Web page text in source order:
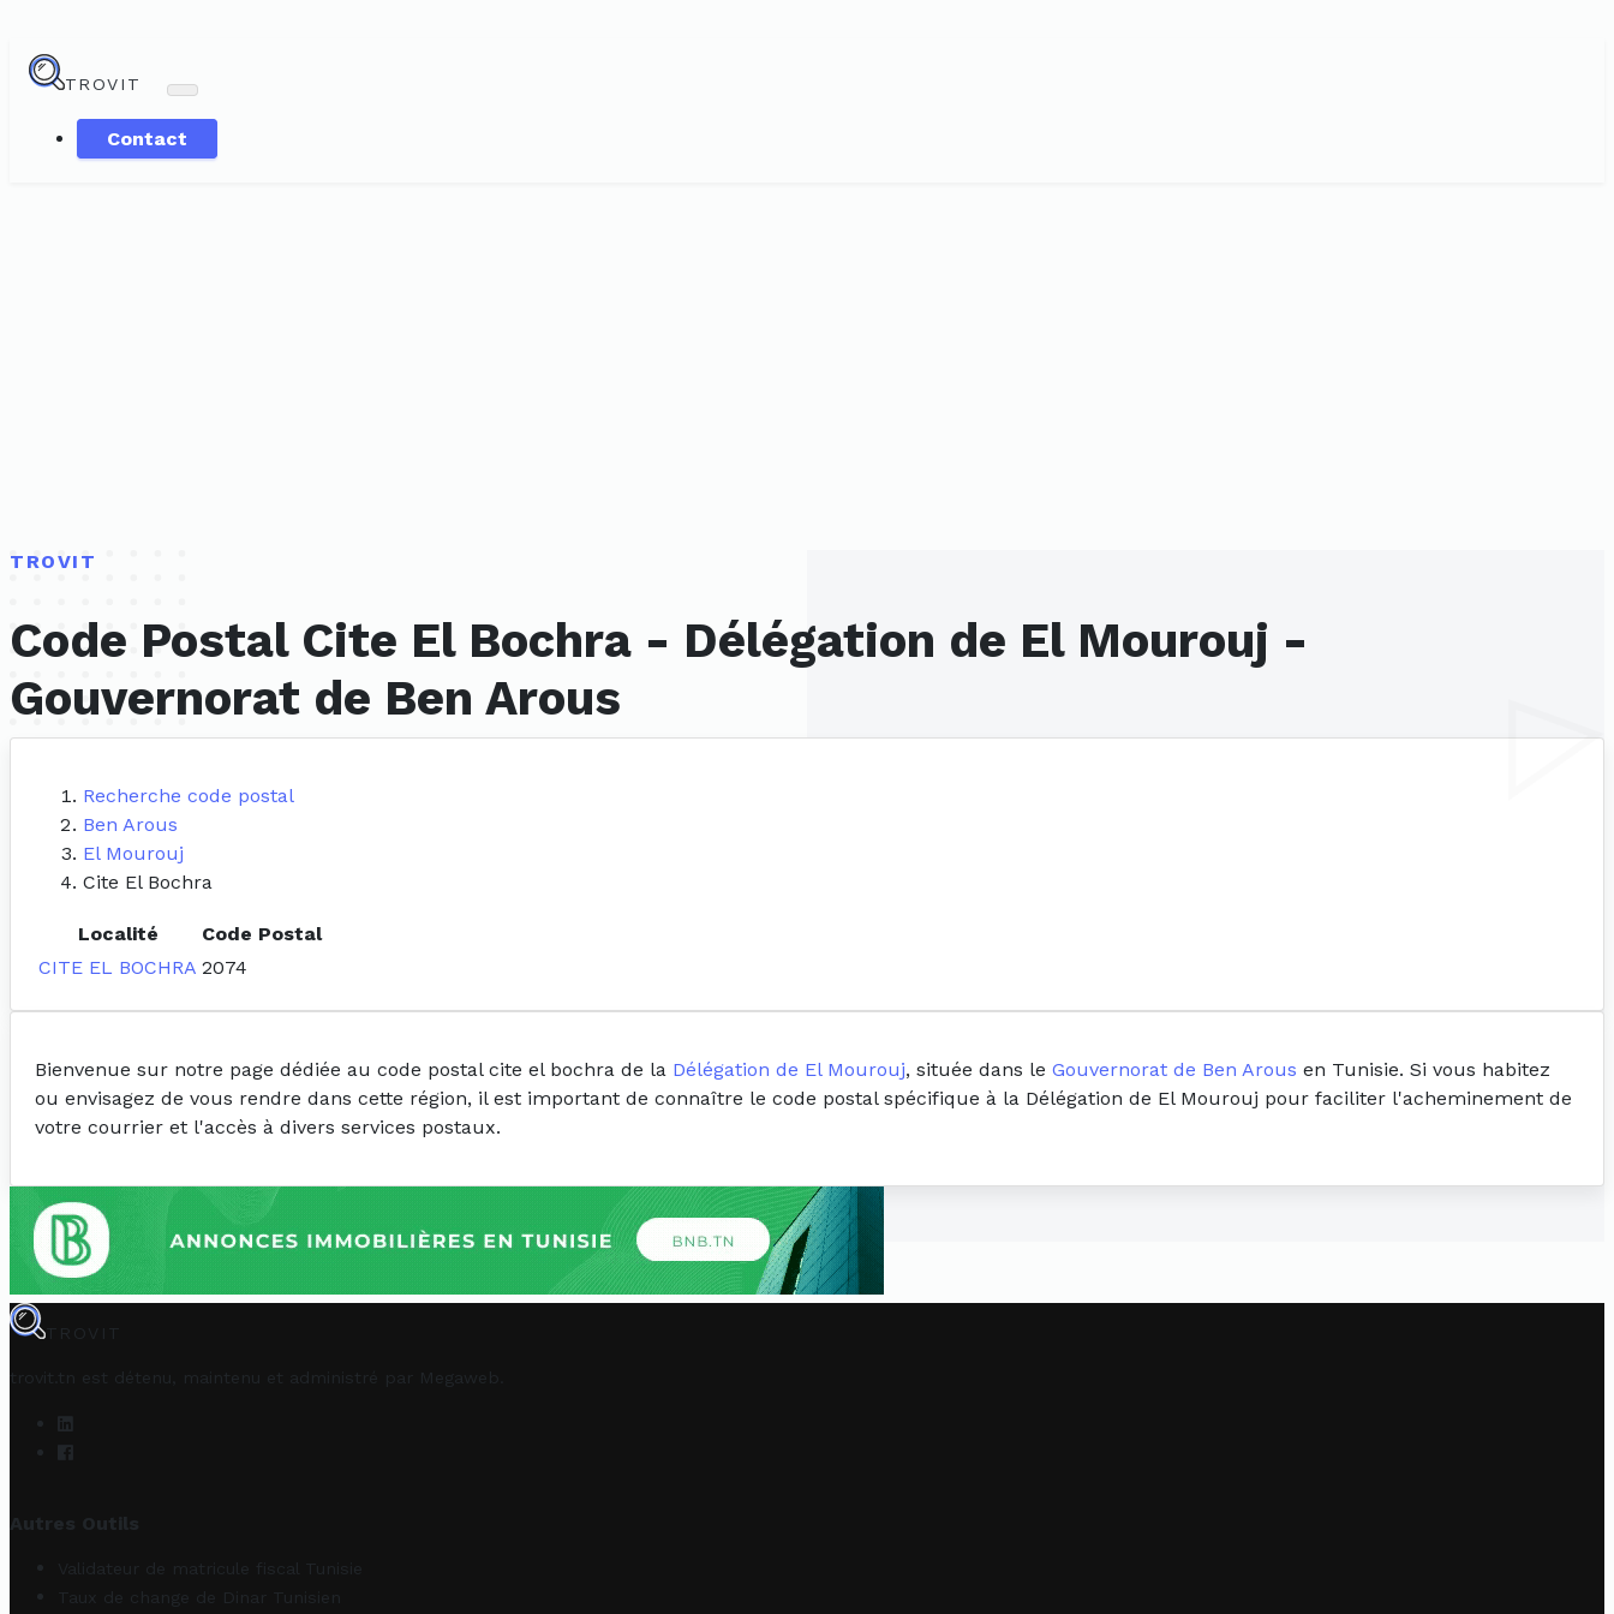
TROVIT
Contact
TROVIT
Code Postal Cite El Bochra - Délégation de El Mourouj -
Gouvernorat de Ben Arous
Recherche code postal
Ben Arous
El Mourouj
Cite El Bochra
Localité
Code Postal
CITE EL BOCHRA 2074
Bienvenue sur notre page dédiée au code postal cite el bochra de la Délégation de El Mourouj, située dans le Gouvernorat de Ben Arous en Tunisie. Si vous habitez
ou envisagez de vous rendre dans cette région, il est important de connaître le code postal spécifique à la Délégation de El Mourouj pour faciliter l'acheminement de
votre courrier et l'accès à divers services postaux.
TROVIT
trovit.tn est détenu, maintenu et administré par Megaweb
Autres Outils
Validateur de matricule fiscal Tunisie
Taux de change de Dinar Tunisien